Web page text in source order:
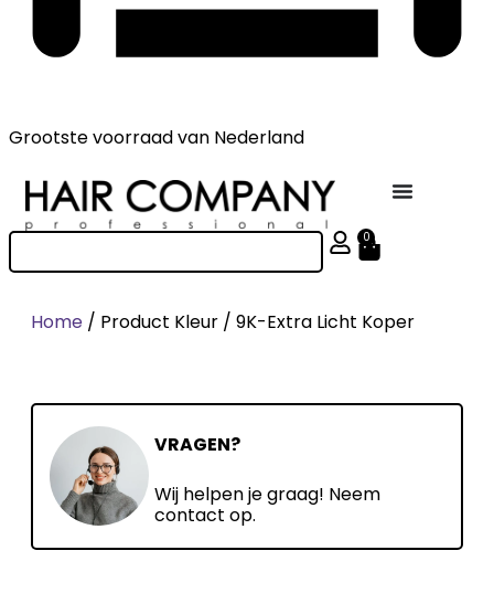
Grootste voorraadvan Nederland
0
Home / Product Kleur / 9K-Extra Licht Koper
VRAGEN?
Wij helpen je graag! Neem
contact op.